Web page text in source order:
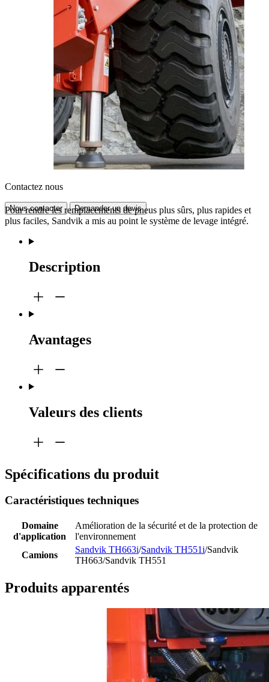
Contactez nous
Nous contacter Demander un devis
Pour rendre les remplacements de pneus plus sûrs, plus rapides et
plus faciles, Sandvik a mis au point le système de levage intégré.
Description
Avantages
Valeurs des clients
Spécifications du produit
Caractéristiques techniques
Domaine
d'application
Amélioration de la sécurité et de la protection de
l'environnement
Camions
Sandvik TH663i/Sandvik TH551i/Sandvik
TH663/Sandvik TH551
Produits apparentés